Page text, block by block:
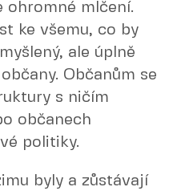
ohromné mlčení.
ke všemu, co by
ale úplně
Občanům se
s ničím
občanech
politiky.
byly a zůstávají